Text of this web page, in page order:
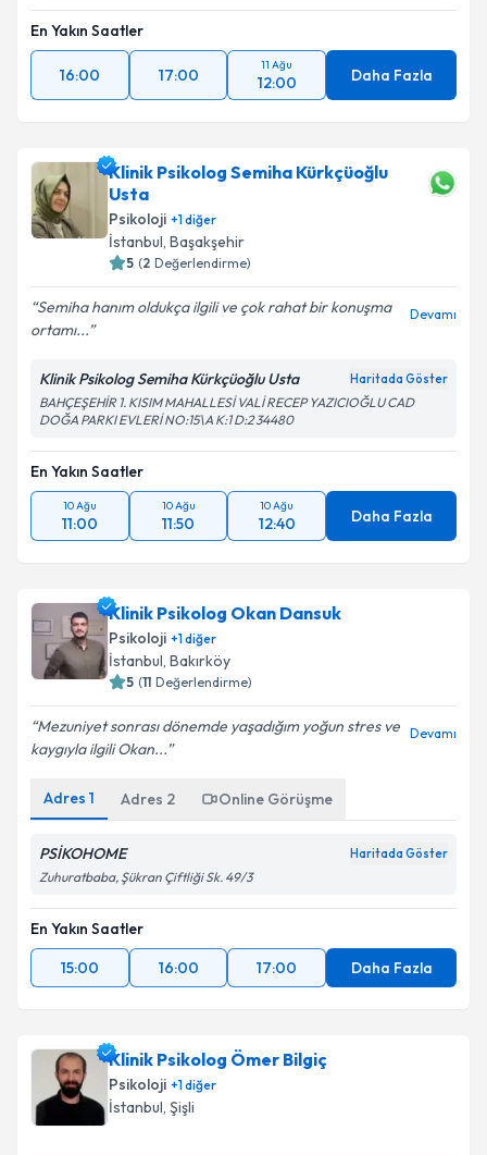
En Yakın Saatler
16:00 17:00
11 Ağu
12:00 Daha Fazla
Klinik Psikolog Semiha Kürkçüoğlu
Usta
Psikoloji +1diğer
İstanbul, Başakşehir
5 (2 Değerlendirme)
Semiha hanım oldukça ilgili ve çok rahat bir konuşma
ortamı...
Devamı
Klinik Psikolog Semiha Kürkçüoğlu Usta Haritada Göster
BAHÇEŞEHİR 1. KISIM MAHALLESİ VALİ RECEP YAZICIOĞLU CAD
DOĞA PARKI EVLERİ NO:15\A K:1 D:2 34480
En Yakın Saatler
10 Ağu
11:00
10 Ağu
11:50
10 Ağu
12:40 Daha Fazla
Klinik Psikolog Okan Dansuk
Psikoloji +1diğer
İstanbul, Bakırköy
5 (11 Değerlendirme)
Mezuniyet sonrası dönemde yaşadığım yoğun stres ve
kaygıyla ilgili Okan...
Devamı
Adres 1 Adres 2 Online Görüşme
PSİKOHOME Haritada Göster
Zuhuratbaba, Şükran Çiftliği Sk. 49/3
En Yakın Saatler
15:00
16:00 17:00 Daha Fazla
Klinik Psikolog Ömer Bilgiç
Psikoloji +1diğer
İstanbul, Şişli